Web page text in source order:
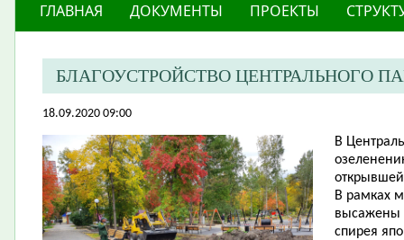
ГЛАВНАЯ ДОКУМЕНТЫ ПРОЕКТЫ
​БЛАГОУСТРОЙСТВО ЦЕНТРАЛЬНОГО
18.09.2020 09:00
В
В рамках
высажены
спирея